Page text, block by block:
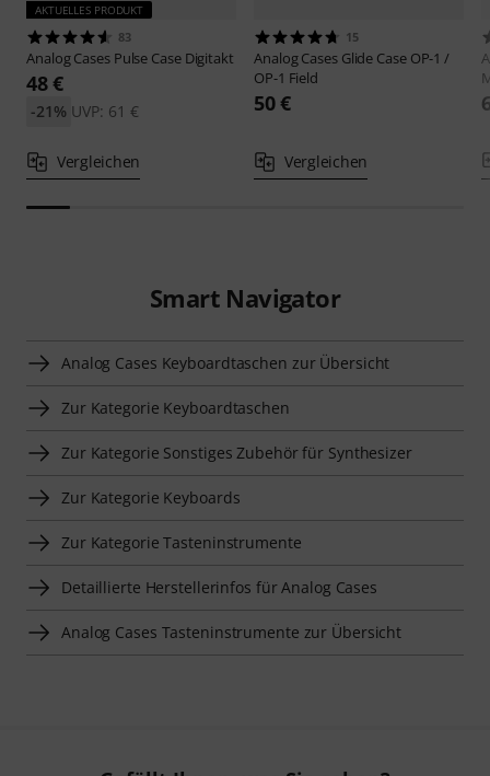
AKTUELLES PRODUKT
83
Analog Cases Pulse Case Digitakt
48 €
UVP: 61 €
-21%
Vergleichen
15
Analog Cases Glide Case OP-1 /
OP-1 Field
50 €
Vergleichen
Smart Navigator
Analog Cases Keyboardtaschen zur Übersicht
Zur Kategorie Keyboardtaschen
Zur Kategorie Sonstiges Zubehör für Synthesizer
Zur Kategorie Keyboards
Zur Kategorie Tasteninstrumente
Detaillierte Herstellerinfos für Analog Cases
Analog Cases Tasteninstrumente zur Übersicht